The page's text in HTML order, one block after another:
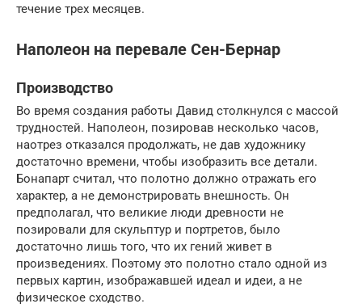
течение трех месяцев.
Наполеон на перевале Сен-Бернар
Производство
Во время создания работы Давид столкнулся с массой
трудностей. Наполеон, позировав несколько часов,
наотрез отказался продолжать, не дав художнику
достаточно времени, чтобы изобразить все детали.
Бонапарт считал, что полотно должно отражать его
характер, а не демонстрировать внешность. Он
предполагал, что великие люди древности не
позировали для скульптур и портретов, было
достаточно лишь того, что их гений живет в
произведениях. Поэтому это полотно стало одной из
первых картин, изображавшей идеал и идеи, а не
физическое сходство.